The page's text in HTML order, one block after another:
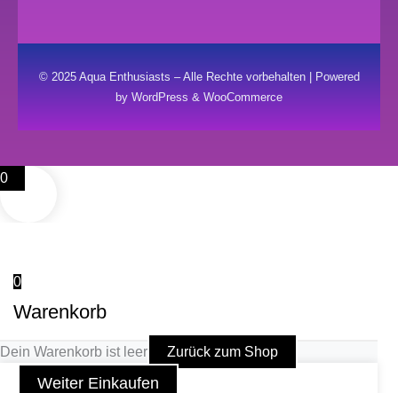
© 2025 Aqua Enthusiasts – Alle Rechte vorbehalten | Powered
by WordPress & WooCommerce
0
0
Warenkorb
Dein Warenkorb ist leer Zurück zum Shop
Weiter Einkaufen